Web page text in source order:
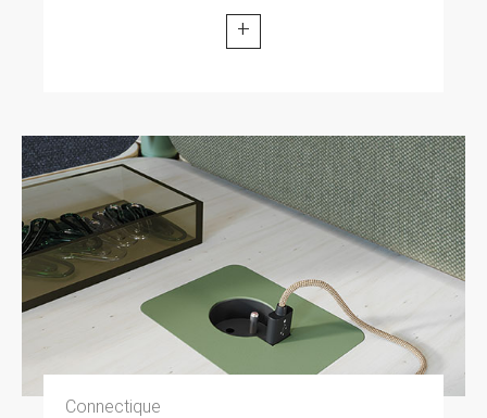
+
Connectique